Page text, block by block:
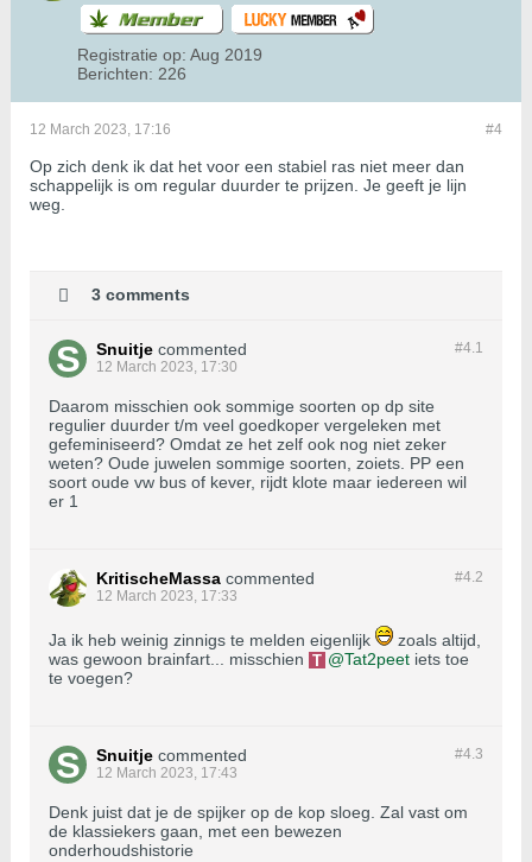
Registratie op: Aug 2019
Berichten: 226
#4
12 March 2023, 17:16
Op zich denk ik dat het voor een stabiel ras niet meer dan
schappelijk is om regular duurder te prijzen. Je geeft je lijn
weg.
3 comments
#4.1
Snuitje commented
12 March 2023, 17:30
Daarom misschien ook sommige soorten op dp site
regulier duurder t/m veel goedkoper vergeleken met
gefeminiseerd? Omdat ze het zelf ook nog niet zeker
weten? Oude juwelen sommige soorten, zoiets. PP een
soort oude vw bus of kever, rijdt klote maar iedereen wil
er 1
#4.2
KritischeMassa commented
12 March 2023, 17:33
Ja ik heb weinig zinnigs te melden eigenlijk
zoals altijd,
was gewoon brainfart... misschien
Tat2peet iets toe
te voegen?
#4.3
Snuitje commented
12 March 2023, 17:43
Denk juist dat je de spijker op de kop sloeg. Zal vast om
de klassiekers gaan, met een bewezen
onderhoudshistorie